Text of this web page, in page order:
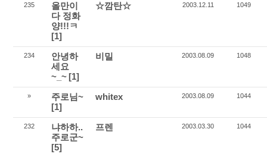
235
올만이
다 정화
양!!!ㅋ
[1]
☆깜탄☆ 2003.12.11 1049
234
안녕하
세요
~_~ [1]
비밀 2003.08.09 1048
»
주로님~
[1]
whitex 2003.08.09 1044
232
냐하하..
주로군~
[5]
프렌 2003.03.30 1044